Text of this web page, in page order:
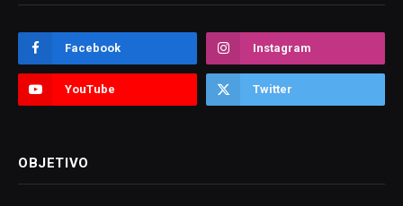
Facebook Instagram
YouTube Twitter
OBJETIVO